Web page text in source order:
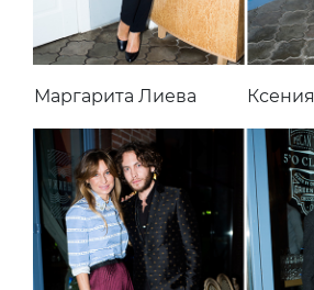
Маргарита Лиева